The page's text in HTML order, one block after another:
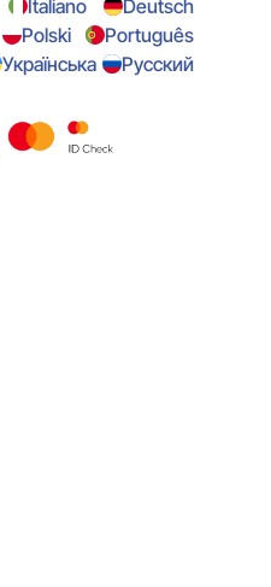
Italiano
Deutsch
Polski
Português
Українська
Русский